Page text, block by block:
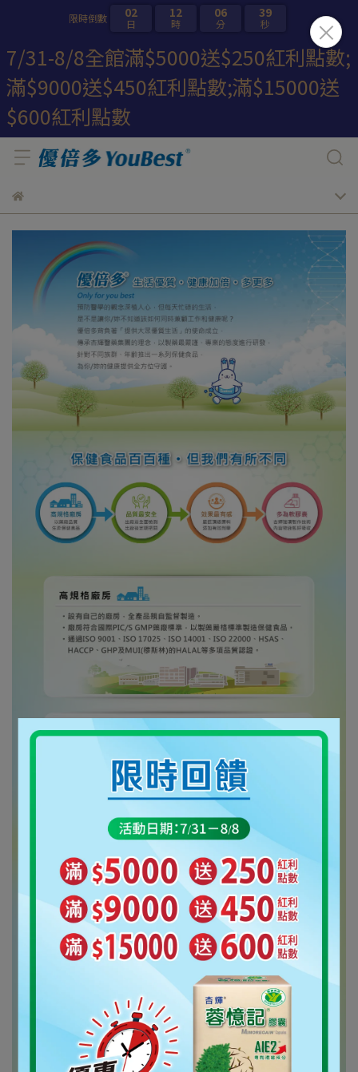
限時倒數 02
日
12
時
06
分
39
秒
7/31-8/8全館滿$5000送$250紅利點數;
滿$9000送$450紅利點數;滿$15000送
$600紅利點數